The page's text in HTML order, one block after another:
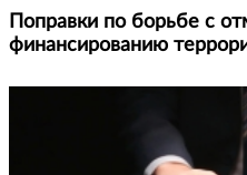
Поправки по борьбе с
финансированию